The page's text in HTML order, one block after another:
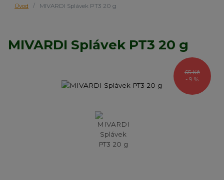
Úvod MIVARDI Splávek PT3 20 g
MIVARDI Splávek PT3 20 g
65 Kč
- 9 %